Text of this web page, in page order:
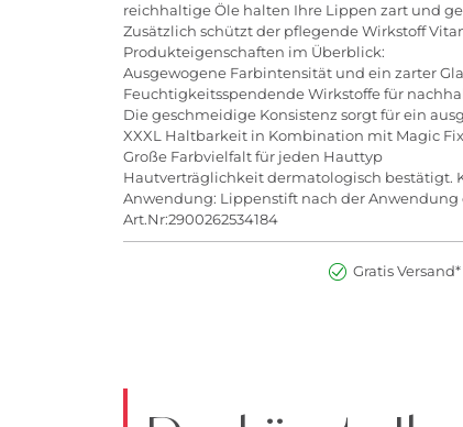
reichhaltige Öle halten Ihre Lippen zart und
Zusätzlich schützt der pflegende Wirkstoff
Produkteigenschaften im Überblick:
Ausgewogene Farbintensität und ein zarter
Feuchtigkeitsspendende Wirkstoffe für
Die geschmeidige Konsistenz sorgt für ein
XXXL Haltbarkeit in Kombination mit Magic Fix
Große Farbvielfalt für jeden Hauttyp
Hautverträglichkeit dermatologisch bestätigt.
Anwendung: Lippenstift nach der
Art.Nr:2900262534184
Gratis Versand*